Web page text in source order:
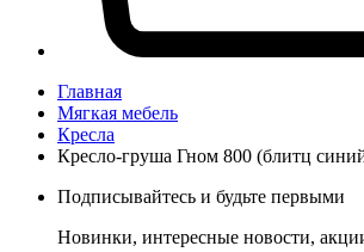
Главная
Мягкая мебель
Кресла
Кресло-груша Гном 800 (блитц
Подписывайтесь и будьте первыми
Новинки, интересные новости,